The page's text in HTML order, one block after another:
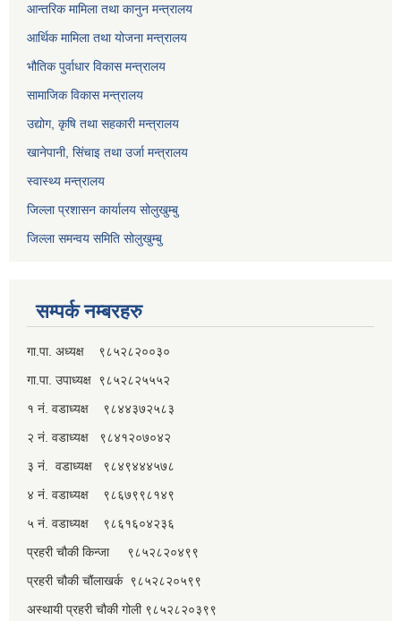
आन्तरिक मामिला तथा कानुन मन्त्रालय
आर्थिक मामिला तथा योजना मन्त्रालय
भौतिक पुर्वाधार विकास मन्त्रालय
सामाजिक विकास मन्त्रालय
उद्योग, कृषि तथा सहकारी मन्त्रालय
खानेपानी, सिंचाइ तथा उर्जा मन्त्रालय
स्वास्थ्य मन्त्रालय
जिल्ला प्रशासन कार्यालय सोलुखुम्बु
जिल्ला समन्वय समिति सोलुखुम्बु
सम्पर्क नम्बरहरु
गा.पा. अध्यक्ष ९८५२८२००३०
गा.पा. उपाध्यक्ष ९८५२८२५५५२
१ नं. वडाध्यक्ष ९८४४३७२५८३
२ नं. वडाध्यक्ष ९८४१२०७०४२
३ नं. वडाध्यक्ष ९८४९४४४५७८
४ नं. वडाध्यक्ष ९८६७९९८१४९
५ नं. वडाध्यक्ष ९८६१६०४२३६
प्रहरी चौकी किन्जा ९८५२८२०४९९
प्रहरी चौकी चौंलाखर्क ९८५२८२०५९९
अस्थायी प्रहरी चौकी गोली ९८५२८२०३९९